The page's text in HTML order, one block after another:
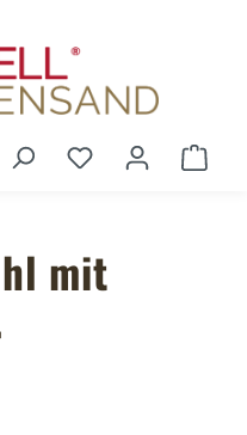
Du hast 0
mit